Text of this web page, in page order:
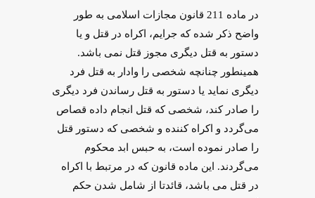
در ماده 211 قانون مجازات اسلامی به طور
واضح ذکر شده که جرایم، اکراه در قتل و یا
دستور به قتل دیگری مجوز قتل نمی باشد.
همینطور چنانچه شخصی را وادار به قتل فرد
دیگری نماید یا دستور به قتل رساندن فرد دیگری
را صادر کند، شخصی که قتل انجام داده قصاص
می‌گردد و اکراه کننده و شخصی که دستور قتل
را صادر نموده است، به حبس ابد محکوم
می‌گردند. این ماده قانون که در مرتبط با اکراه
در قتل می باشد، قائدتا از شامل شدن حکم